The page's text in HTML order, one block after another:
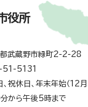
役所
武蔵野市緑町2-2-28
51-5131
、祝休日、年末年始（12
から午後5時まで